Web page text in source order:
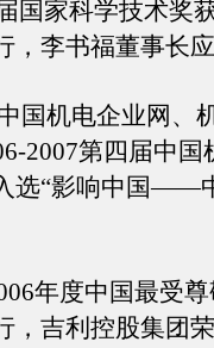
家科学技术奖
，李书福董事长
机电企业网、
2007第四届中国
选“影响中国——
年度中国最受尊
，吉利控股集团